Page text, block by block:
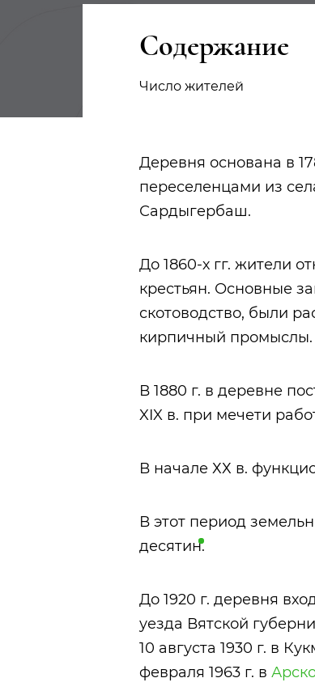
Содержание
Число жителей
Деревня основана в
переселенцами из
Сардыгербаш.
До 1860-х гг. жители
крестьян. Основные
скотоводство, были
кирпичный промыслы.
В 1880 г. в деревне
XIX в. при мечети
В начале ХХ в.
В этот период
десятин.
До 1920 г. деревня
уезда Вятской
10 августа 1930 г. в
февраля 1963 г. в